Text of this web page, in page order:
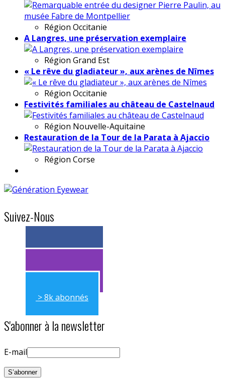
Région Occitanie
A Langres, une préservation exemplaire
Région Grand Est
« Le rêve du gladiateur », aux arènes de Nîmes
Région Occitanie
Festivités familiales au château de Castelnaud
Région Nouvelle-Aquitaine
Restauration de la Tour de la Parata à Ajaccio
Région Corse
Suivez-Nous
> 11k abonnés
> 11k abonnés
> 8k abonnés
S'abonner à la newsletter
E-mail